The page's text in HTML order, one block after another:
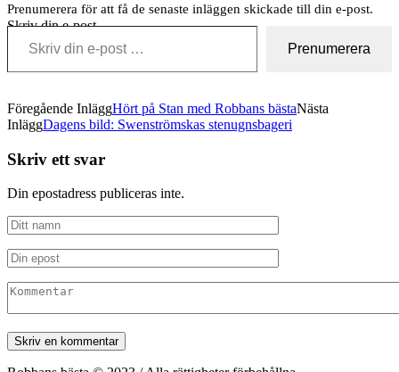
Prenumerera för att få de senaste inläggen skickade till din e-post.
Skriv din e-post …
Prenumerera
Föregående InläggHört på Stan med Robbans bästaNästa
InläggDagens bild: Swenströmskas stenugnsbageri
Skriv ett svar
Din epostadress publiceras inte.